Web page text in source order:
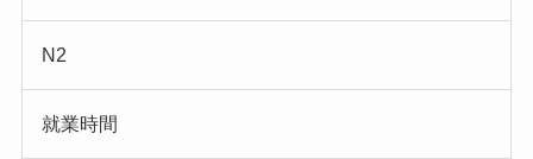
N2
就業時間